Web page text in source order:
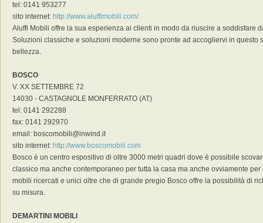
tel: 0141 953277
sito internet: http://www.aluffimobili.com/
Aluffi Mobili offre la sua esperienza ai clienti in modo da riuscire a soddisfare
Soluzioni classiche e soluzioni moderne sono pronte ad accogliervi in questo
bellezza.
BOSCO
V. XX SETTEMBRE 72
14030 - CASTAGNOLE MONFERRATO (AT)
tel: 0141 292288
fax: 0141 292970
email: boscomobili@inwind.it
sito internet: http://www.boscomobili.com
Bosco è un centro espositivo di oltre 3000 metri quadri dove è possibile
classico ma anche contemporaneo per tutta la casa ma anche ovviamente
mobili ricercati e unici oltre che di grande pregio Bosco offre la possibilità di
su misura.
DEMARTINI MOBILI